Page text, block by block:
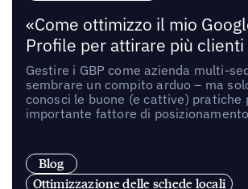
«Come ottimizzo il mio
Profile per attirare più clienti
Gestire i GBP come azienda multi-
sembrare un compito arduo – ma
conosci le buone (e cattive) pratiche
importante fattore di
Blog
Ottimizzazione delle schede locali